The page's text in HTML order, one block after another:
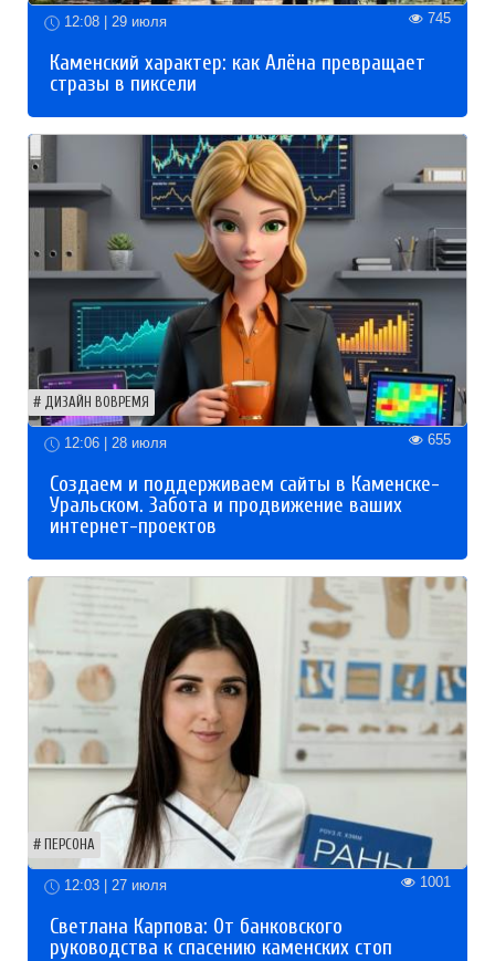
12:08 | 29 июля 745
Каменский характер: как Алёна превращает
стразы в пиксели
ДИЗАЙН ВОВРЕМЯ
12:06 | 28 июля 655
Создаем и поддерживаем сайты в Каменске-
Уральском. Забота и продвижение ваших
интернет-проектов
ПЕРСОНА
12:03 | 27 июля 1001
Светлана Карпова: От банковского
руководства к спасению каменских стоп